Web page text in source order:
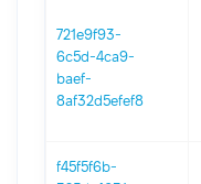
721e9f93-
6c5d-4ca9-
baef-
8af32d5efef8
f45f5f6b-